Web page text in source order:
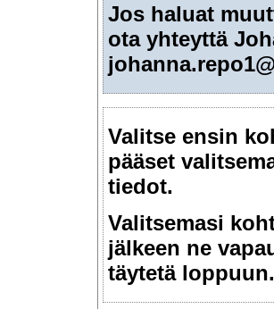
Jos haluat
ota yhteyttä
Valitse ensin
pääset
tiedot.
Valitsemasi
jälkeen ne
täytetä loppuun.